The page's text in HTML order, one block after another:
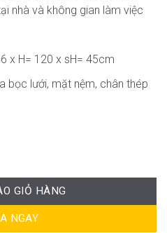
nhà và không gian làm việc
x H= 120 x sH= 45cm
bọc lưới, mặt nệm, chân thép
Đại AK-GVP024 số lượng
GIỎ HÀNG
NGAY